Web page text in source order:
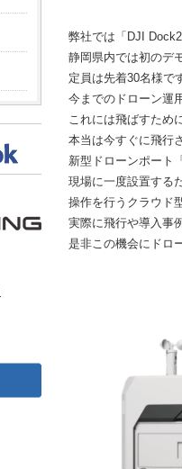
弊社では「DJI
静岡県内では初のデ
定員は先着30名様で
今までのドローン運
これには飛ばすため
本当は今すぐに飛行
新型ドローンポート
現場に一度設置する
操作を行うクラウド
実際に飛行や導入事
是非この機会にドロ